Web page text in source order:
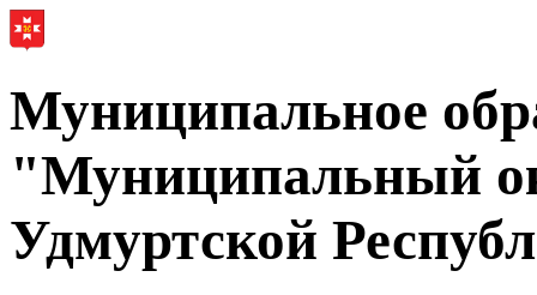
Муниципальное
"Муниципальный
Удмуртской